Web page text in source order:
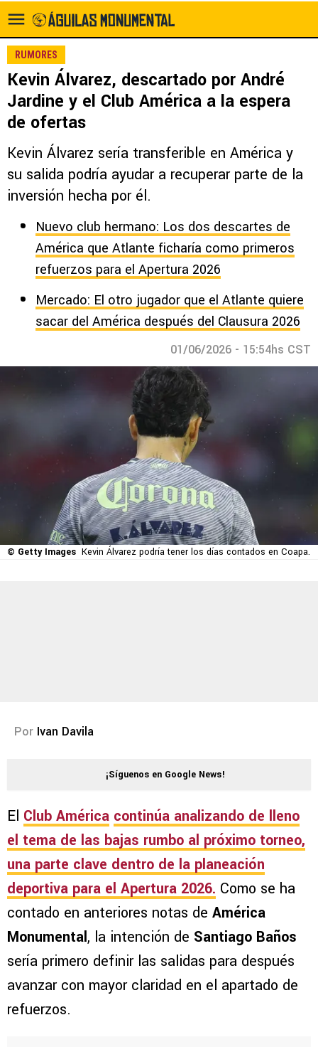
RUMORES
Kevin Álvarez, descartado por André
Jardine y el Club América a la espera
de ofertas
Kevin Álvarez sería transferible en América y
su salida podría ayudar a recuperar parte de la
inversión hecha por él.
Nuevo club hermano: Los dos descartes de
América que Atlante ficharía como primeros
refuerzos para el Apertura 2026
Mercado: El otro jugador que el Atlante quiere
sacar del América después del Clausura 2026
01/06/2026 - 15:54hs CST
© Getty Images Kevin Álvarez podría tener los días contados en Coapa.
Por Ivan Davila
¡Síguenos en Google News!
El Club América continúa analizando de lleno
el tema de las bajas rumbo al próximo torneo,
una parte clave dentro de la planeación
deportiva para el Apertura 2026. Como se ha
contado en anteriores notas de América
Monumental, la intención de Santiago Baños
sería primero definir las salidas para después
avanzar con mayor claridad en el apartado de
refuerzos.